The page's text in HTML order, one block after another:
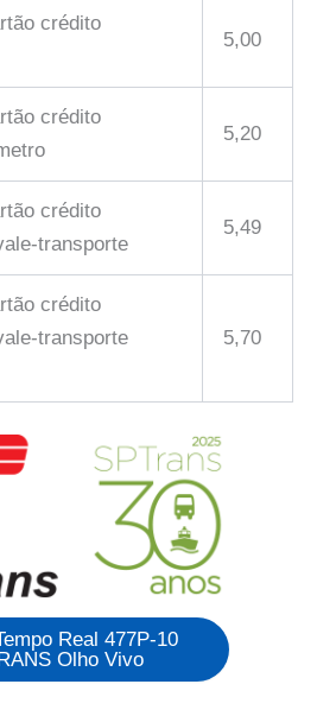
crédito
5,00
crédito
5,20
crédito
transporte
5,49
crédito
transporte
5,70
Real 477P-10
Olho Vivo